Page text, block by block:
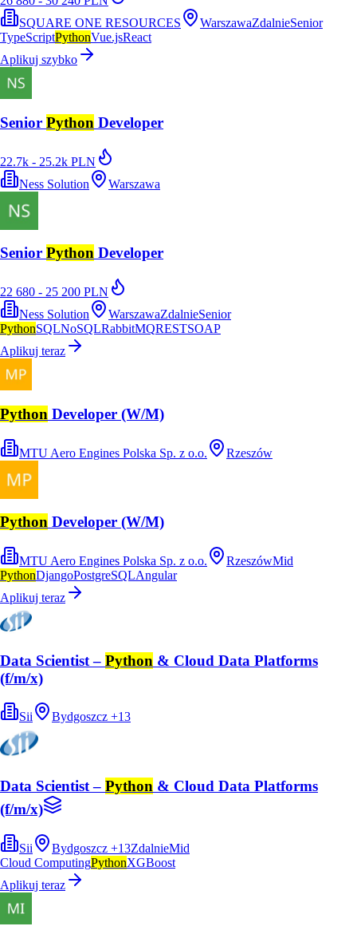
SQUARE ONE RESOURCES
WarszawaZdalnieSenior
TypeScriptPythonVue.jsReact
Aplikuj szybko
Senior Python Developer
22.7k - 25.2k PLN
Ness Solution
Warszawa
Senior Python Developer
22 680 - 25 200 PLN
Ness Solution
WarszawaZdalnieSenior
PythonSQLNoSQLRabbitMQRESTSOAP
Aplikuj teraz
Python Developer (W/M)
MTU Aero Engines Polska Sp. z o.o. Rzeszów
Python Developer (W/M)
MTU Aero Engines Polska Sp. z o.o. RzeszówMid
PythonDjangoPostgreSQLAngular
Aplikuj teraz
Data Scientist – Python & Cloud Data Platforms
(f/m/x)
Sii Bydgoszcz +13
Data Scientist – Python & Cloud Data Platforms
(f/m/x)
Sii Bydgoszcz +13ZdalnieMid
Cloud ComputingPythonXGBoost
Aplikuj teraz